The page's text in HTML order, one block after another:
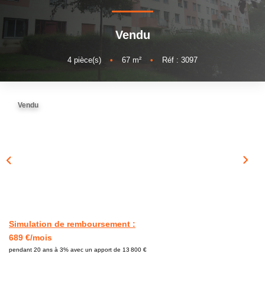
GESTION
NOTRE AGENCE
Vendu
4 pièce(s) • 67 m² • Réf : 3097
Vendu
Simulation de remboursement :
689 €/mois
pendant 20 ans à 3% avec un apport de 13 800 €